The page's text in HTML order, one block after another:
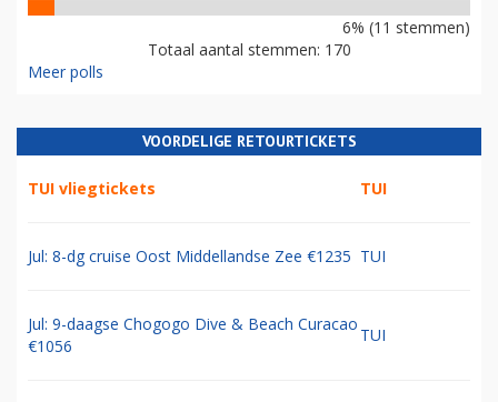
6% (11 stemmen)
Totaal aantal stemmen: 170
Meer polls
VOORDELIGE RETOURTICKETS
TUI vliegtickets TUI
Jul: 8-dg cruise Oost Middellandse Zee €1235 TUI
Jul: 9-daagse Chogogo Dive & Beach Curacao
€1056
TUI